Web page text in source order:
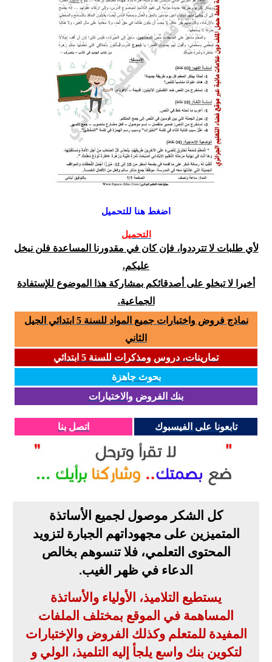
اضغط هنا للتحميل
التحميل
لأي طلبات لا تترددوا، فإن كان في مقدورنا المساعدة فلن نبخل
عليكم.
أخيرا لا تبخلو على أصدقائكم بمشاركة هذا الموضوع للإستفادة
الجماعية.
نماذج فروض واختبارات جميع المواد للسنة 5 ابتدائي الجيل
الثاني
تمارينات، دروس ومذكرات للسنة 5 ابتدائي
بحوث جاهزة
بنك الفروض والاختبارات
تابعونا على الفيسبوك اتصل بنا
كل الشكر موصول لجميع الأساتذة
المتميزين على مجهوداتهم الجبارة لتزويد
المحتوى التعلمي، فلا تنسوهم بخالص
الدعاء في ظهر الغيب.
يستطيع التلاميذ، الأولياء والأساتذة
المساهمة في الموقع بمختلف الملفات
المفيدة للمتعلم وكذلك الفروض والإختبارات
لتكوين بنك واسع يلجأ إليه التلميذ، الولي و